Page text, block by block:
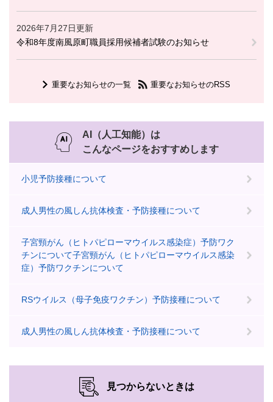
2026年7月27日更新
令和8年度南風原町職員採用候補者試験のお知らせ
重要なお知らせの一覧 重要なお知らせのRSS
AI（人工知能）は
こんなページをおすすめします
小児予防接種について
成人男性の風しん抗体検査・予防接種について
子宮頸がん（ヒトパピローマウイルス感染症）予防ワク
チンについて子宮頸がん（ヒトパピローマウイルス感染
症）予防ワクチンについて
RSウイルス（母子免疫ワクチン）予防接種について
成人男性の風しん抗体検査・予防接種について
見つからないときは